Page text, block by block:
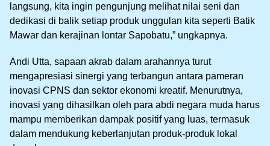
langsung, kita ingin pengunjung melihat nilai seni dan
dedikasi di balik setiap produk unggulan kita seperti Batik
Mawar dan kerajinan lontar Sapobatu,” ungkapnya.
Andi Utta, sapaan akrab dalam arahannya turut
mengapresiasi sinergi yang terbangun antara pameran
inovasi CPNS dan sektor ekonomi kreatif. Menurutnya,
inovasi yang dihasilkan oleh para abdi negara muda harus
mampu memberikan dampak positif yang luas, termasuk
dalam mendukung keberlanjutan produk-produk lokal